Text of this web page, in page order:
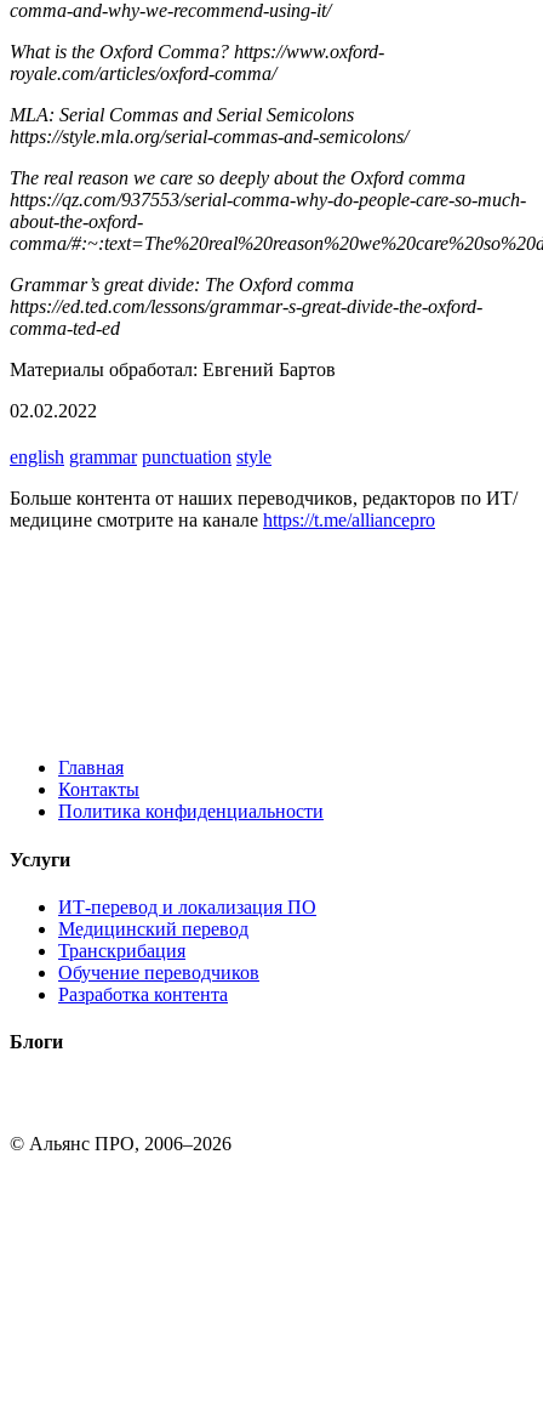
comma-and-why-we-recommend-using-it/
What is the Oxford Comma? https://www.oxford-
royale.com/articles/oxford-comma/
MLA: Serial Commas and Serial Semicolons
https://style.mla.org/serial-commas-and-semicolons/
The real reason we care so deeply about the Oxford comma
https://qz.com/937553/serial-comma-why-do-people-care-so-much-
about-the-oxford-
comma/
Grammar’s great divide: The Oxford comma
https://ed.ted.com/lessons/grammar-s-great-divide-the-oxford-
comma-ted-ed
Материалы обработал: Евгений Бартов
02.02.2022
english grammar punctuation style
Больше контента от наших переводчиков, редакторов по ИТ/
медицине смотрите на канале https://t.me/alliancepro
Главная
Контакты
Политика конфиденциальности
Услуги
ИТ-перевод и локализация ПО
Медицинский перевод
Транскрибация
Обучение переводчиков
Разработка контента
Блоги
© Альянс ПРО, 2006–2026